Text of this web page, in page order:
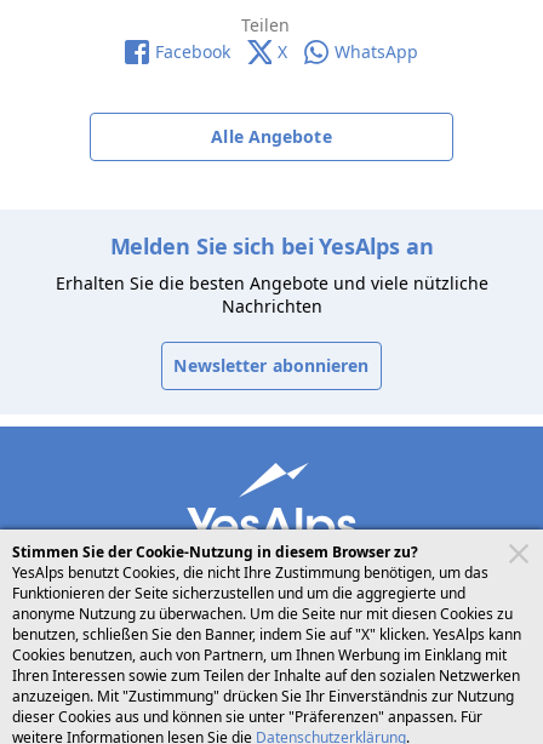
Teilen
Facebook
X WhatsApp
Alle Angebote
Melden Sie sich bei YesAlps an
Erhalten Sie die besten Angebote und viele nützliche
Nachrichten
Newsletter abonnieren
desktop folgen Sie uns auf teilen
Deutsch
Stimmen Sie der Cookie-Nutzung in diesem Browser zu?
YesAlps benutzt Cookies, die nicht Ihre Zustimmung benötigen, um das
Funktionieren der Seite sicherzustellen und um die aggregierte und
anonyme Nutzung zu überwachen. Um die Seite nur mit diesen Cookies zu
benutzen, schließen Sie den Banner, indem Sie auf "X" klicken. YesAlps kann
Cookies benutzen, auch von Partnern, um Ihnen Werbung im Einklang mit
Ihren Interessen sowie zum Teilen der Inhalte auf den sozialen Netzwerken
anzuzeigen. Mit "Zustimmung" drücken Sie Ihr Einverständnis zur Nutzung
dieser Cookies aus und können sie unter "Präferenzen" anpassen. Für
weitere Informationen lesen Sie die Datenschutzerklärung.